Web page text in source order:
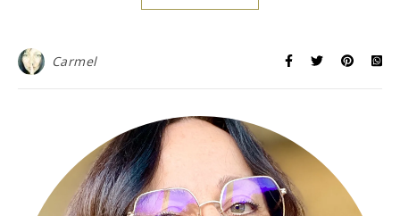
Carmel